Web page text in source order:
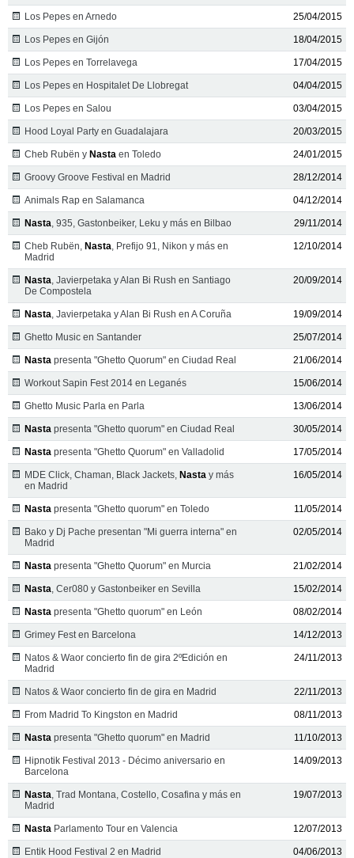
Los Pepes en Arnedo 25/04/2015
Los Pepes en Gijón 18/04/2015
Los Pepes en Torrelavega 17/04/2015
Los Pepes en Hospitalet De Llobregat 04/04/2015
Los Pepes en Salou 03/04/2015
Hood Loyal Party en Guadalajara 20/03/2015
Cheb Rubën y Nasta en Toledo 24/01/2015
Groovy Groove Festival en Madrid 28/12/2014
Animals Rap en Salamanca 04/12/2014
Nasta, 935, Gastonbeiker, Leku y más en Bilbao 29/11/2014
Cheb Rubën, Nasta, Prefijo 91, Nikon y más en
Madrid
12/10/2014
Nasta, Javierpetaka y Alan Bi Rush en Santiago
De Compostela
20/09/2014
Nasta, Javierpetaka y Alan Bi Rush en A Coruña 19/09/2014
Ghetto Music en Santander 25/07/2014
Nasta presenta "Ghetto Quorum" en Ciudad Real 21/06/2014
Workout Sapin Fest 2014 en Leganés 15/06/2014
Ghetto Music Parla en Parla 13/06/2014
Nasta presenta "Ghetto quorum" en Ciudad Real 30/05/2014
Nasta presenta "Ghetto Quorum" en Valladolid 17/05/2014
MDE Click, Chaman, Black Jackets, Nasta y más
en Madrid
16/05/2014
Nasta presenta "Ghetto quorum" en Toledo 11/05/2014
Bako y Dj Pache presentan "Mi guerra interna" en
Madrid
02/05/2014
Nasta presenta "Ghetto Quorum" en Murcia 21/02/2014
Nasta, Cer080 y Gastonbeiker en Sevilla 15/02/2014
Nasta presenta "Ghetto quorum" en León 08/02/2014
Grimey Fest en Barcelona 14/12/2013
Natos & Waor concierto fin de gira 2ºEdición en
Madrid
24/11/2013
Natos & Waor concierto fin de gira en Madrid 22/11/2013
From Madrid To Kingston en Madrid 08/11/2013
Nasta presenta "Ghetto quorum" en Madrid 11/10/2013
Hipnotik Festival 2013 - Décimo aniversario en
Barcelona
14/09/2013
Nasta, Trad Montana, Costello, Cosafina y más en
Madrid
19/07/2013
Nasta Parlamento Tour en Valencia 12/07/2013
Entik Hood Festival 2 en Madrid 04/06/2013